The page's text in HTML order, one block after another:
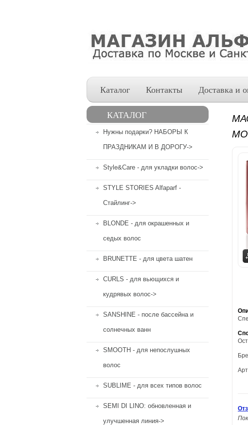
Каталог Контакты Доставка и
КАТАЛОГ
Нужны подарки? НАБОРЫ К
ПРАЗДНИКАМ И В ДОРОГУ->
Style&Care - для укладки волос->
STYLE STORIES Alfaparf -
Стайлинг->
BLONDE - для окрашенных и
седых волос
BRUNETTE - для цвета шатен
CURLS - для вьющихся и
кудрявых волос->
SANSHINE - после бассейна и
солнечных ванн
SMOOTH - для непослушных
волос
SUBLIME - для всех типов волос
SEMI DI LINO: обновленная и
улучшенная линия->